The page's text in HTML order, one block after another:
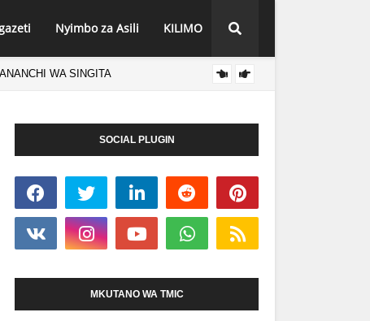
Nyimbo za Asili KILIMO
WA SINGITA
SOCIAL PLUGIN
MKUTANO WA TMIC